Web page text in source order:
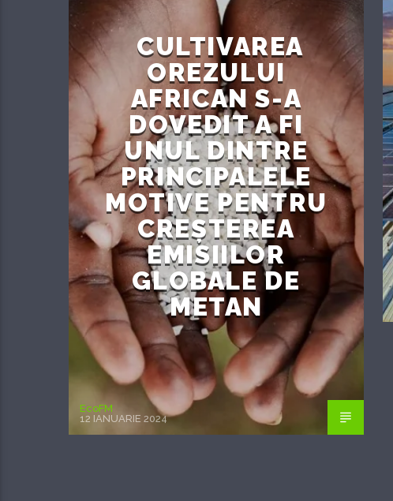
CULTIVAREA
OREZULUI
AFRICAN S-A
DOVEDIT A FI
UNUL DINTRE
PRINCIPALELE
MOTIVE PENTRU
CREȘTEREA
EMISIILOR
GLOBALE DE
METAN
EcoFM
12 IANUARIE 2024